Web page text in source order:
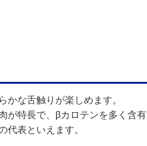
かな舌触りが楽しめます。
が特長で、βカロテンを多く含有
代表といえます。